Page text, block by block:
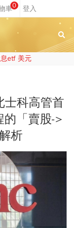
0
etf 美元
士科高管首
「賣股->
析